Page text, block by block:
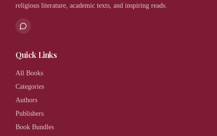
religious literature, academic texts, and inspiring reads.
Quick Links
All Books
Categories
Authors
Publishers
Book Bundles